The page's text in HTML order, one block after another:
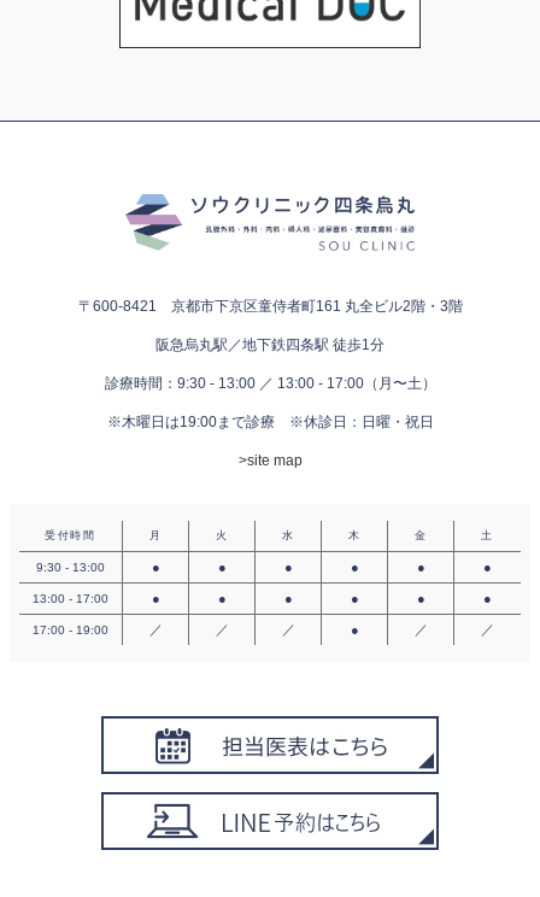
〒600-8421 京都市下京区童侍者町161 丸全ビル2階・3階
阪急烏丸駅／地下鉄四条駅 徒歩1分
診療時間：9:30 - 13:00 ／ 13:00 - 17:00（月〜土）
※木曜日は19:00まで診療 ※休診日：日曜・祝日
>site map
受付時間 月 火 水 木 金 土
9:30 - 13:00 ● ● ● ● ● ●
13:00 - 17:00 ● ● ● ● ● ●
17:00 - 19:00 ／ ／ ／ ● ／ ／